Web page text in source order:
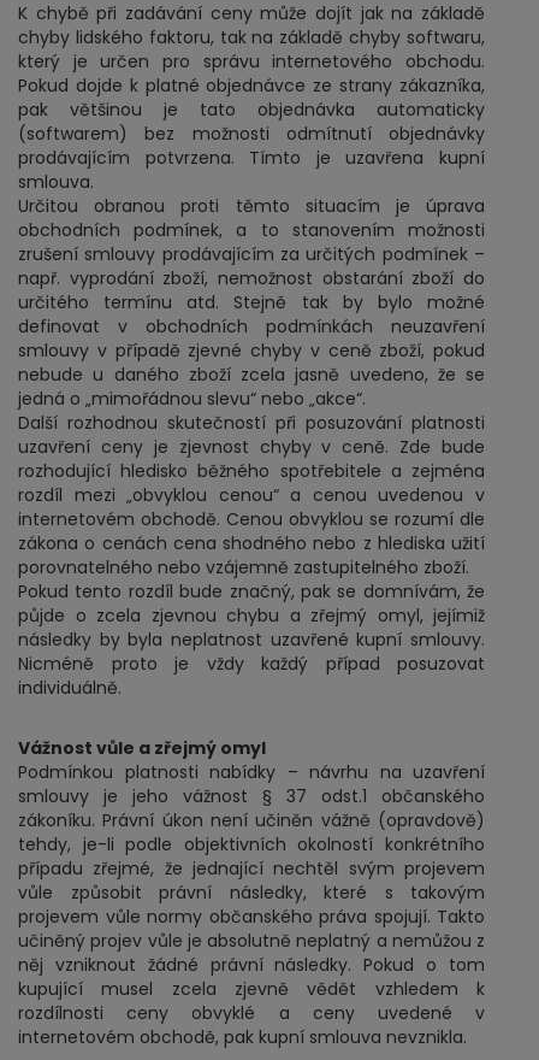
K chybě při zadávání ceny může dojít jak na základě
chyby lidského faktoru, tak na základě chyby softwaru,
který je určen pro správu internetového obchodu.
Pokud dojde k platné objednávce ze strany zákazníka,
pak většinou je tato objednávka automaticky
(softwarem) bez možnosti odmítnutí objednávky
prodávajícím potvrzena. Tímto je uzavřena kupní
smlouva.
Určitou obranou proti těmto situacím je úprava
obchodních podmínek, a to stanovením možnosti
zrušení smlouvy prodávajícím za určitých podmínek –
např. vyprodání zboží, nemožnost obstarání zboží do
určitého termínu atd. Stejně tak by bylo možné
definovat v obchodních podmínkách neuzavření
smlouvy v případě zjevné chyby v ceně zboží, pokud
nebude u daného zboží zcela jasně uvedeno, že se
jedná o „mimořádnou slevu“ nebo „akce“.
Další rozhodnou skutečností při posuzování platnosti
uzavření ceny je zjevnost chyby v ceně. Zde bude
rozhodující hledisko běžného spotřebitele a zejména
rozdíl mezi „obvyklou cenou“ a cenou uvedenou v
internetovém obchodě. Cenou obvyklou se rozumí dle
zákona o cenách cena shodného nebo z hlediska užití
porovnatelného nebo vzájemně zastupitelného zboží.
Pokud tento rozdíl bude značný, pak se domnívám, že
půjde o zcela zjevnou chybu a zřejmý omyl, jejímiž
následky by byla neplatnost uzavřené kupní smlouvy.
Nicméně proto je vždy každý případ posuzovat
individuálně.
Vážnost vůle a zřejmý omyl
Podmínkou platnosti nabídky – návrhu na uzavření
smlouvy je jeho vážnost § 37 odst.1 občanského
zákoníku. Právní úkon není učiněn vážně (opravdově)
tehdy, je-li podle objektivních okolností konkrétního
případu zřejmé, že jednající nechtěl svým projevem
vůle způsobit právní následky, které s takovým
projevem vůle normy občanského práva spojují. Takto
učiněný projev vůle je absolutně neplatný a nemůžou z
něj vzniknout žádné právní následky. Pokud o tom
kupující musel zcela zjevně vědět vzhledem k
rozdílnosti ceny obvyklé a ceny uvedené v
internetovém obchodě, pak kupní smlouva nevznikla.